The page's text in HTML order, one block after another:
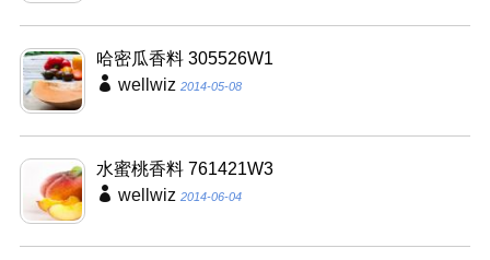
哈密瓜香料 305526W1
wellwiz 2014-05-08
水蜜桃香料 761421W3
wellwiz 2014-06-04